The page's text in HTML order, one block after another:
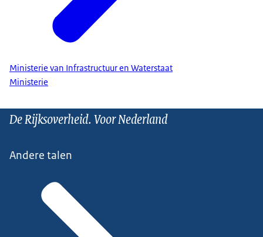
Ministerie van Infrastructuur en Waterstaat
Ministerie
De Rijksoverheid. Voor Nederland
Andere talen